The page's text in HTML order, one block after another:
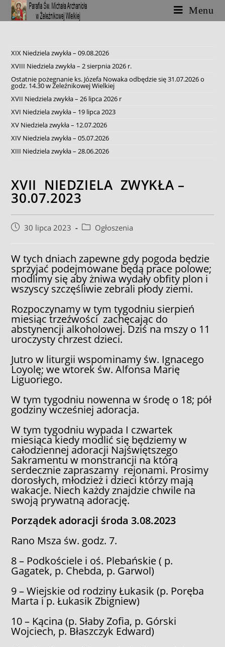
Skip
content
Menu
XIX Niedziela zwykła – 09.08.2026
XVIII Niedziela zwykła – 2 sierpnia 2026 r.
Ostatnie pożegnanie ks. Józefa Nowaka odbędzie się 31.07.2026 o
godz. 14.30 w Żeleźnikowej Wielkiej
XVII Niedziela zwykła – 26 lipca 2026 r
XVI Niedziela zwykła – 19 lipca 2023
XV Niedziela zwykła – 12.07.2026
XIV Niedziela zwykła – 05.07.2026
XIII Niedziela zwykła – 28.06.2026
XVII NIEDZIELA ZWYKŁA –
30.07.2023
Post30 lipca 2023
PostOgłoszenia
W tych dniach zapewne gdy pogoda będzie
sprzyjać podejmowane będą prace polowe;
modlimy się aby żniwa wydały obfity plon i
wszyscy szczęśliwie zebrali płody ziemi.
Rozpoczynamy w tym tygodniu sierpień
miesiąc trzeźwości zachęcając do
abstynencji alkoholowej. Dziś na mszy o 11
uroczysty chrzest dzieci.
Jutro w liturgii wspominamy św. Ignacego
Loyolę; we wtorek św. Alfonsa Marię
Liguoriego.
W tym tygodniu nowenna w środę o 18; pół
godziny wcześniej adoracja.
W tym tygodniu wypada I czwartek
miesiąca kiedy modlić się będziemy w
całodziennej adoracji Najświętszego
Sakramentu w monstrancji na którą
serdecznie zapraszamy rejonami. Prosimy
dorosłych, młodzież i dzieci którzy mają
wakacje. Niech każdy znajdzie chwile na
swoją prywatną adorację.
Porządek adoracji środa 3.08.2023
Rano Msza św. godz. 7.
8 – Podkościele i oś. Plebańskie ( p.
Gagatek, p. Chebda, p. Garwol)
9 – Wiejskie od rodziny Łukasik (p. Poręba
Marta i p. Łukasik Zbigniew)
10 – Kącina (p. Słaby Zofia, p. Górski
Wojciech, p. Błaszczyk Edward)